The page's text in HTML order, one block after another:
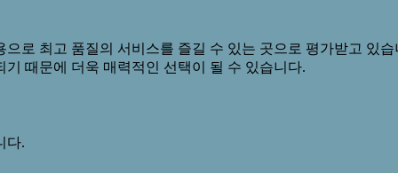
로 최고 품질의 서비스를 즐길 수 있는 곳으로 평가받고 있
때문에 더욱 매력적인 선택이 될 수 있습니다.
다.